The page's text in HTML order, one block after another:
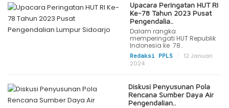
Upacara Peringatan HUT RI
Ke-78 Tahun 2023 Pusat
Pengendalia..
Dalam rangka
memperingati HUT Republik
Indonesia ke 78..
Redaksi PPLS
12 Januari
2024
Diskusi Penyusunan Pola
Rencana Sumber Daya Air
Pengendalian..